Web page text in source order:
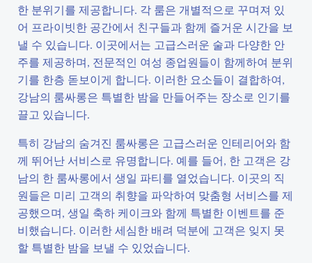
한 분위기를 제공합니다. 각 룸은 개별적으로 꾸며져 있
어 프라이빗한 공간에서 친구들과 함께 즐거운 시간을 보
낼 수 있습니다. 이곳에서는 고급스러운 술과 다양한 안
주를 제공하며, 전문적인 여성 종업원들이 함께하여 분위
기를 한층 돋보이게 합니다. 이러한 요소들이 결합하여,
강남의 룸싸롱은 특별한 밤을 만들어주는 장소로 인기를
끌고 있습니다.
특히 강남의 숨겨진 룸싸롱은 고급스러운 인테리어와 함
께 뛰어난 서비스로 유명합니다. 예를 들어, 한 고객은 강
남의 한 룸싸롱에서 생일 파티를 열었습니다. 이곳의 직
원들은 미리 고객의 취향을 파악하여 맞춤형 서비스를 제
공했으며, 생일 축하 케이크와 함께 특별한 이벤트를 준
비했습니다. 이러한 세심한 배려 덕분에 고객은 잊지 못
할 특별한 밤을 보낼 수 있었습니다.